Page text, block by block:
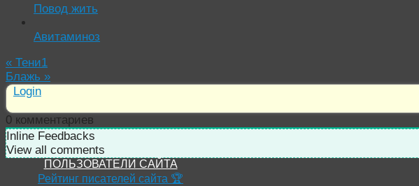
Повод жить
Авитаминоз
« Тени1
Блажь »
Login
0 комментариев
Inline Feedbacks
View all comments
ПОЛЬЗОВАТЕЛИ САЙТА
Рейтинг писателей сайта 🏆